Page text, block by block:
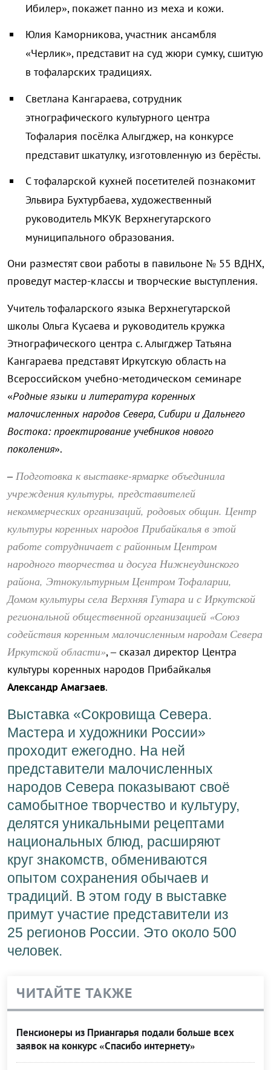
Ибилер», покажет панно из меха и кожи.
Юлия Каморникова, участник ансамбля
«Черлик», представит на суд жюри сумку, сшитую
в тофаларских традициях.
Светлана Кангараева, сотрудник
этнографического культурного центра
Тофалария посёлка Алыгджер, на конкурсе
представит шкатулку, изготовленную из берёсты.
С тофаларской кухней посетителей познакомит
Эльвира Бухтурбаева, художественный
руководитель МКУК Верхнегутарского
муниципального образования.
Они разместят свои работы в павильоне № 55 ВДНХ,
проведут мастер-классы и творческие выступления.
Учитель тофаларского языка Верхнегутарской
школы Ольга Кусаева и руководитель кружка
Этнографического центра с. Алыгджер Татьяна
Кангараева представят Иркутскую область на
Всероссийском учебно-методическом семинаре
«Родные языки и литература коренных
малочисленных народов Севера, Сибири и Дальнего
Востока: проектирование учебников нового
поколения».
–Подготовка к выставке-ярмарке объединила
учреждения культуры, представителей
некоммерческих организаций, родовых общин. Центр
культуры коренных народов Прибайкалья в этой
работе сотрудничает с районным Центром
народного творчества и досуга Нижнеудинского
района, Этнокультурным Центром Тофаларии,
Домом культуры села Верхняя Гутара и с Иркутской
региональной общественной организацией «Союз
содействия коренным малочисленным народам Севера
Иркутской области», – сказал директор Центра
культуры коренных народов Прибайкалья
Александр Амагзаев.
Выставка «Сокровища Севера.
Мастера и художники России»
проходит ежегодно. На ней
представители малочисленных
народов Севера показывают своё
самобытное творчество и культуру,
делятся уникальными рецептами
национальных блюд, расширяют
круг знакомств, обмениваются
опытом сохранения обычаев и
традиций. В этом году в выставке
примут участие представители из
25 регионов России. Это около 500
человек.
ЧИТАЙТЕ ТАКЖЕ
Пенсионеры из Приангарья подали больше всех
заявок на конкурс «Спасибо интернету»